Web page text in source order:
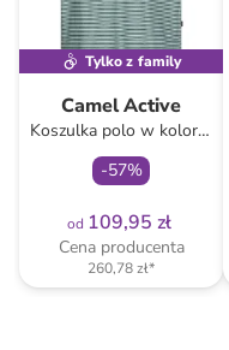
Tylko z family
Camel Active
Koszulka polo w kolorze
turkusowym
-57%
od 109,95 zł
Cena producenta
260,78 zł*